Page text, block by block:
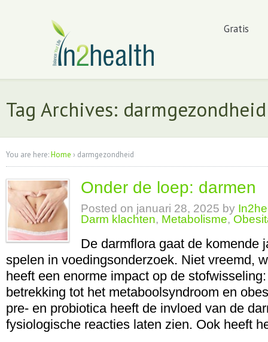
Gratis
Tag Archives: darmgezondheid
You are here:Home › darmgezondheid
Onder de loep: darmen
Posted on januari 28, 2025 by
Darm klachten, Metabolisme,
De darmflora gaat de komende
spelen in voedingsonderzoek. Niet vreemd,
heeft een enorme impact op de
betrekking tot het metaboolsyndroom en
pre- en probiotica heeft de invloed van de
fysiologische reacties laten zien. Ook heeft